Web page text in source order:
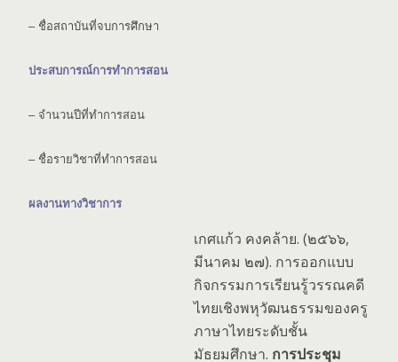
– ชื่อสถาบันที่จบการศึกษา
ประสบการณ์การทำการสอน
– จำนวนปีที่ทำการสอน
– ชื่อรายวิชาที่ทำการสอน
ผลงานทางวิชาการ
เกศแก้ว คงคล้าย. (๒๕๖๖,
มีนาคม ๒๗). การออกแบบ
กิจกรรมการเรียนรู้วรรณคดี
ไทยเชิงพหุวัฒนธรรมของครู
ภาษาไทยระดับชั้น
มัธยมศึกษา. การประชุม